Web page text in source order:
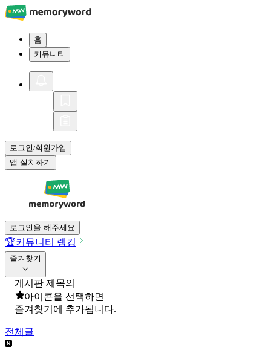
홈
커뮤니티
로그인/회원가입
앱 설치하기
로그인을 해주세요
🏆커뮤니티 랭킹
즐겨찾기
게시판 제목의
아이콘을 선택하면
즐겨찾기에 추가됩니다.
전체글